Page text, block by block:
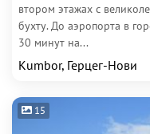
втором этажах с
бухту. До аэропорта в
30 минут на...
Kumbor, Герцег-Нови
15